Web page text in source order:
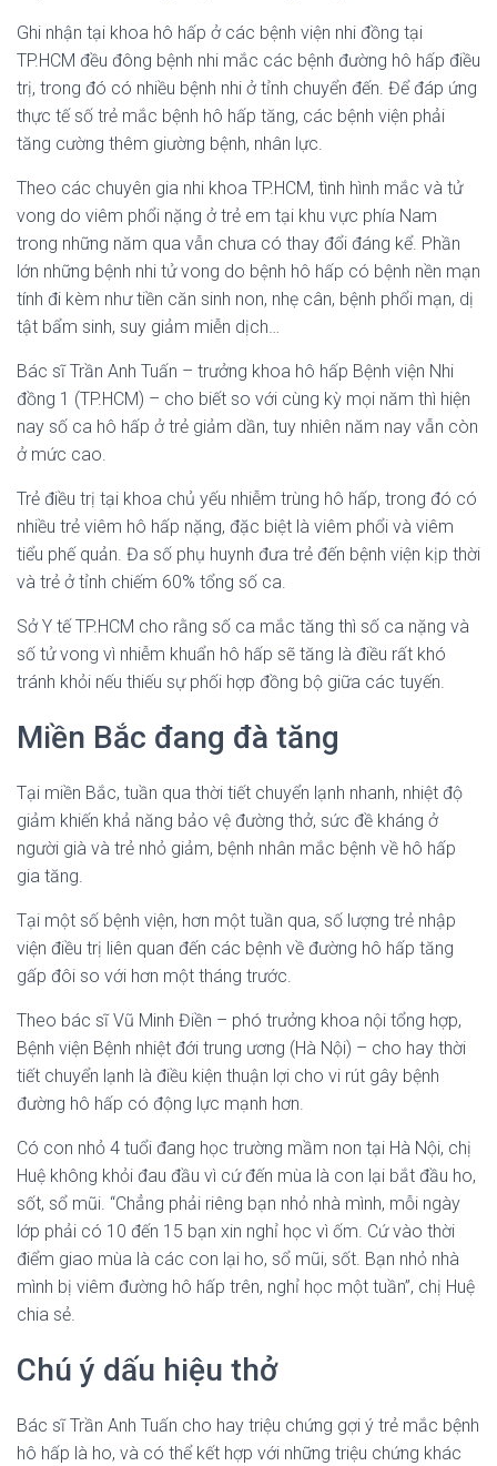
Ghi nhận tại khoa hô hấp ở các bệnh viện nhi đồng tại
TP.HCM đều đông bệnh nhi mắc các bệnh đường hô hấp điều
trị, trong đó có nhiều bệnh nhi ở tỉnh chuyển đến. Để đáp ứng
thực tế số trẻ mắc bệnh hô hấp tăng, các bệnh viện phải
tăng cường thêm giường bệnh, nhân lực.
Theo các chuyên gia nhi khoa TP.HCM, tình hình mắc và tử
vong do viêm phổi nặng ở trẻ em tại khu vực phía Nam
trong những năm qua vẫn chưa có thay đổi đáng kể. Phần
lớn những bệnh nhi tử vong do bệnh hô hấp có bệnh nền mạn
tính đi kèm như tiền căn sinh non, nhẹ cân, bệnh phổi mạn, dị
tật bẩm sinh, suy giảm miễn dịch…
Bác sĩ Trần Anh Tuấn – trưởng khoa hô hấp Bệnh viện Nhi
đồng 1 (TP.HCM) – cho biết so với cùng kỳ mọi năm thì hiện
nay số ca hô hấp ở trẻ giảm dần, tuy nhiên năm nay vẫn còn
ở mức cao.
Trẻ điều trị tại khoa chủ yếu nhiễm trùng hô hấp, trong đó có
nhiều trẻ viêm hô hấp nặng, đặc biệt là viêm phổi và viêm
tiểu phế quản. Đa số phụ huynh đưa trẻ đến bệnh viện kịp thời
và trẻ ở tỉnh chiếm 60% tổng số ca.
Sở Y tế TP.HCM cho rằng số ca mắc tăng thì số ca nặng và
số tử vong vì nhiễm khuẩn hô hấp sẽ tăng là điều rất khó
tránh khỏi nếu thiếu sự phối hợp đồng bộ giữa các tuyến.
Miền Bắc đang đà tăng
Tại miền Bắc, tuần qua thời tiết chuyển lạnh nhanh, nhiệt độ
giảm khiến khả năng bảo vệ đường thở, sức đề kháng ở
người già và trẻ nhỏ giảm, bệnh nhân mắc bệnh về hô hấp
gia tăng.
Tại một số bệnh viện, hơn một tuần qua, số lượng trẻ nhập
viện điều trị liên quan đến các bệnh về đường hô hấp tăng
gấp đôi so với hơn một tháng trước.
Theo bác sĩ Vũ Minh Điền – phó trưởng khoa nội tổng hợp,
Bệnh viện Bệnh nhiệt đới trung ương (Hà Nội) – cho hay thời
tiết chuyển lạnh là điều kiện thuận lợi cho vi rút gây bệnh
đường hô hấp có động lực mạnh hơn.
Có con nhỏ 4 tuổi đang học trường mầm non tại Hà Nội, chị
Huệ không khỏi đau đầu vì cứ đến mùa là con lại bắt đầu ho,
sốt, sổ mũi. “Chẳng phải riêng bạn nhỏ nhà mình, mỗi ngày
lớp phải có 10 đến 15 bạn xin nghỉ học vì ốm. Cứ vào thời
điểm giao mùa là các con lại ho, sổ mũi, sốt. Bạn nhỏ nhà
mình bị viêm đường hô hấp trên, nghỉ học một tuần”, chị Huệ
chia sẻ.
Chú ý dấu hiệu thở
Bác sĩ Trần Anh Tuấn cho hay triệu chứng gợi ý trẻ mắc bệnh
hô hấp là ho, và có thể kết hợp với những triệu chứng khác